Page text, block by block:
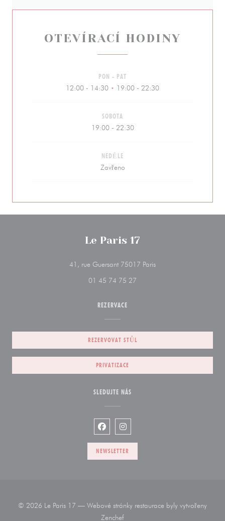
OTEVÍRACÍ HODINY
PON - PAT
12:00 - 14:30 • 19:00 - 22:30
SOBOTA
19:00 - 22:30
NEDĚLE
Zavřeno
Le Paris 17
41, rue Guersant 75017 Paris((otevře se v novém
01 45 74 75 27
REZERVACE
REZERVOVAT STŮL
PRIVATIZACE
SLEDUJTE NÁS
Facebook ((otevře se v novém okně))
Instagram ((otevře se v novém
NEWSLETTER
© 2026 Le Paris 17 — Webové stránky restaurace byly vytvořeny
Zenchef((otevře se v novém okně))